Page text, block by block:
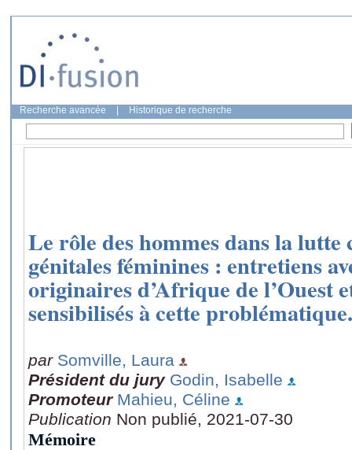
Recherche avancée Historique de recherche
Le rôle des hommes dans la
génitales féminines : entretiens
originaires d’Afrique de l’Ouest
sensibilisés à cette problématique.
par Somville, Laura
Président du jury Godin, Isabelle
Promoteur Mahieu, Céline
Publication Non publié, 2021-07-30
Mémoire